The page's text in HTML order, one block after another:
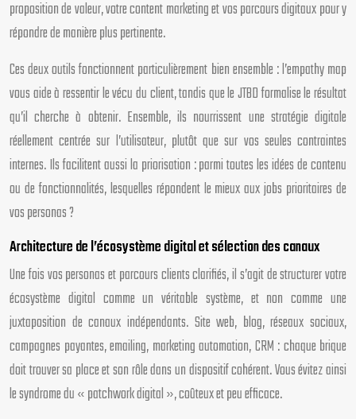
proposition de valeur, votre content marketing et vos parcours digitaux pour y
répondre de manière plus pertinente.
Ces deux outils fonctionnent particulièrement bien ensemble : l’empathy map
vous aide à ressentir le vécu du client, tandis que le JTBD formalise le résultat
qu’il cherche à obtenir. Ensemble, ils nourrissent une stratégie digitale
réellement centrée sur l’utilisateur, plutôt que sur vos seules contraintes
internes. Ils facilitent aussi la priorisation : parmi toutes les idées de contenu
ou de fonctionnalités, lesquelles répondent le mieux aux jobs prioritaires de
vos personas ?
Architecture de l’écosystème digital et sélection des canaux
Une fois vos personas et parcours clients clarifiés, il s’agit de structurer votre
écosystème digital comme un véritable système, et non comme une
juxtaposition de canaux indépendants. Site web, blog, réseaux sociaux,
campagnes payantes, emailing, marketing automation, CRM : chaque brique
doit trouver sa place et son rôle dans un dispositif cohérent. Vous évitez ainsi
le syndrome du « patchwork digital », coûteux et peu efficace.